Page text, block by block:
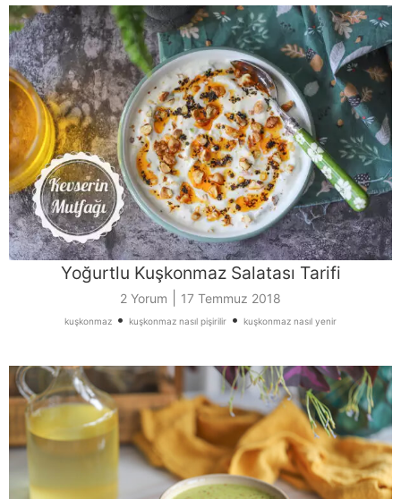
Yoğurtlu Kuşkonmaz Salatası Tarifi
2 Yorum 17 Temmuz 2018
kuşkonmaz • kuşkonmaz nasıl pişirilir • kuşkonmaz nasıl yenir